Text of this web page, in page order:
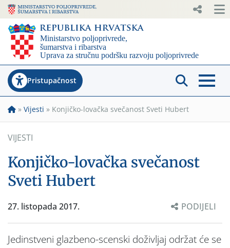
Pristupačnost
» Vijesti » Konjičko-lovačka svečanost Sveti Hubert
VIJESTI
Konjičko-lovačka svečanost
Sveti Hubert
27. listopada 2017. PODIJELI
Jedinstveni glazbeno-scenski doživljaj održat će se